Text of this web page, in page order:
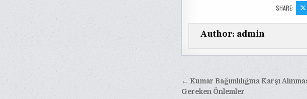
SHARE:
Author: admin
Yazı
← Kumar Bağımlılığına Karşı
Gereken Önlemler